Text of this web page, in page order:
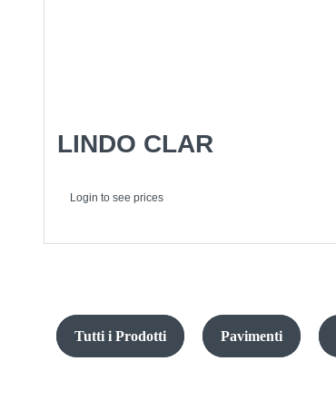
LINDO CLAR
Login to see prices
Tutti i Prodotti Pavimenti